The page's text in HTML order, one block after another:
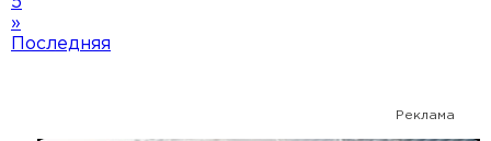
»
Последняя
Реклама